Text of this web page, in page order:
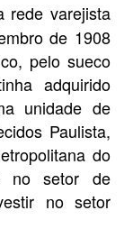
varejista
de 1908
pelo sueco
adquirido
unidade de
Paulista,
do
no setor de
no setor